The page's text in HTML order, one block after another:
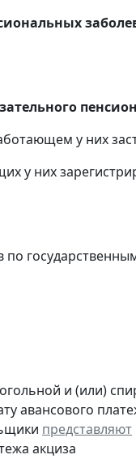
у них
у них
по
и (или)
авансового
представляют
акциза